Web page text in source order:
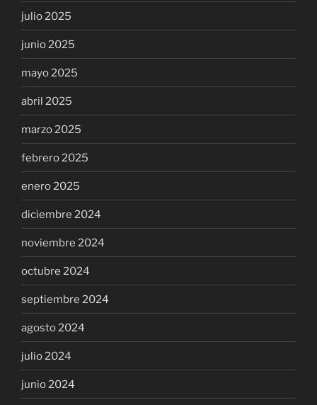
julio 2025
junio 2025
mayo 2025
abril 2025
marzo 2025
febrero 2025
enero 2025
diciembre 2024
noviembre 2024
octubre 2024
septiembre 2024
agosto 2024
julio 2024
junio 2024